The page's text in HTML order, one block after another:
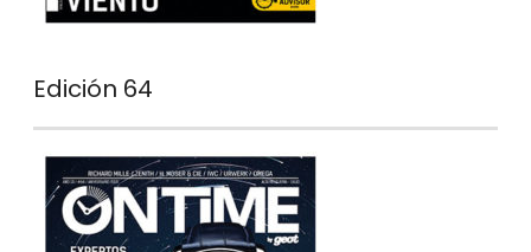
Edición 64